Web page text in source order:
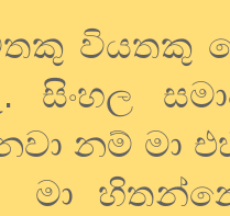
වියතකු
සිංහල
නම් මා
මා